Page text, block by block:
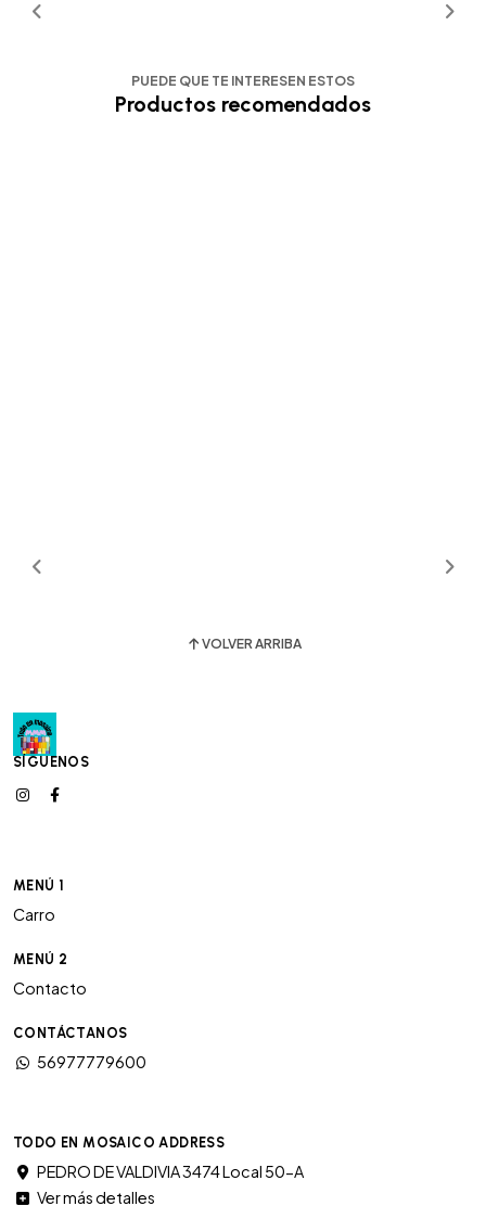
PUEDE QUE TE INTERESEN ESTOS
Productos recomendados
VOLVER ARRIBA
SÍGUENOS
MENÚ 1
Carro
MENÚ 2
Contacto
CONTÁCTANOS
56977779600
TODO EN MOSAICO ADDRESS
PEDRO DE VALDIVIA 3474 Local 50-A
Ver más detalles